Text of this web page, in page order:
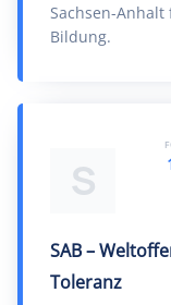
Sachsen-
Bildung.
S
SAB –
Toleranz